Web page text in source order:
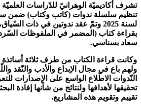
تشرف أكاديميّة الوهرانيّ للدّراسات
تنظيم سلسلة ندوات (كاتب وكتاب) ضمن
لسنة 2025 وتمّ عقد ندوتين في ذات
بقراءة كتاب (المضمر في الملفوظات
سعاد بسناسي.
وكانت قراءة الكتاب من طرف ثلاثة
ولهم باع في مجال الإبداع والأدب والنّقد
النّدوات الاطّلاع الواسع على الإصدارات
تحقيقها لأهدافها ولنتائج من شأنها إفادة
تقييم وتقويم هذه المشاريع.